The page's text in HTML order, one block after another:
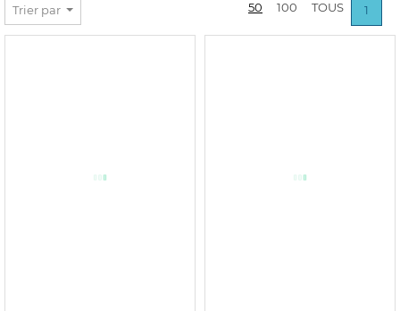
Trier par 50 100 TOUS 1